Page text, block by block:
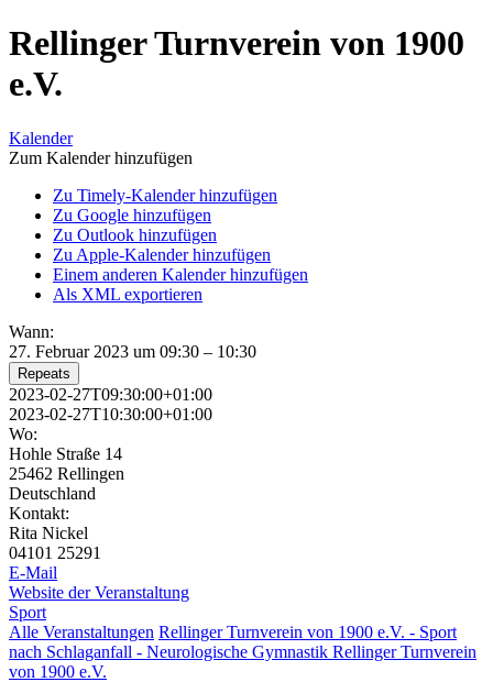
Rellinger Turnverein von 1900
e.V.
Kalender
Zum Kalender hinzufügen
Zu Timely-Kalender hinzufügen
Zu Google hinzufügen
Zu Outlook hinzufügen
Zu Apple-Kalender hinzufügen
Einem anderen Kalender hinzufügen
Als XML exportieren
Wann:
27. Februar 2023 um 09:30 – 10:30
Repeats
2023-02-27T09:30:00+01:00
2023-02-27T10:30:00+01:00
Wo:
Hohle Straße 14
25462 Rellingen
Deutschland
Kontakt:
Rita Nickel
04101 25291
E-Mail
Website der Veranstaltung
Sport
Alle Veranstaltungen Rellinger Turnverein von 1900 e.V. - Sport
nach Schlaganfall - Neurologische Gymnastik Rellinger Turnverein
von 1900 e.V.